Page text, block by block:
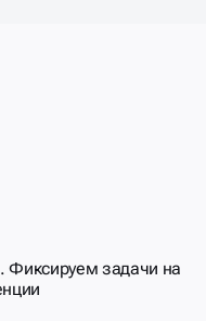
Фиксируем задачи на